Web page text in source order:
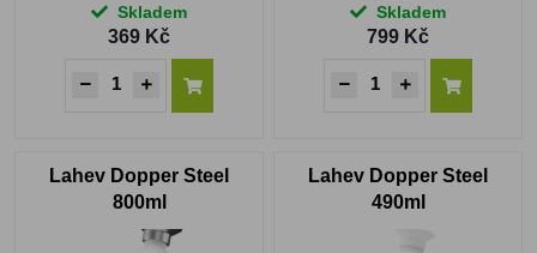
Skladem
369 Kč
Skladem
799 Kč
Lahev Dopper Steel
800ml
Lahev Dopper Steel
490ml